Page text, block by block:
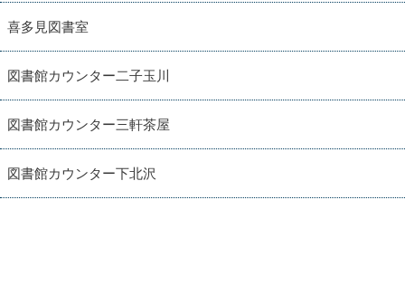
喜多見図書室
図書館カウンター二子玉川
図書館カウンター三軒茶屋
図書館カウンター下北沢